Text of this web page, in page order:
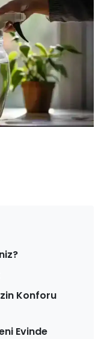
Konforu
Evinde